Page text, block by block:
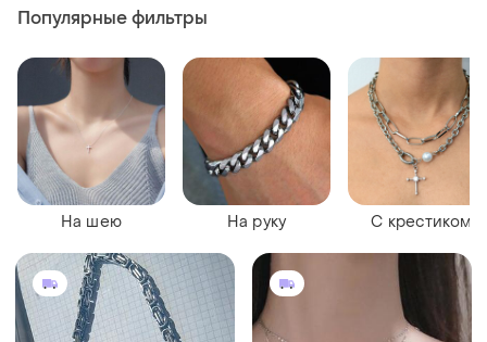
Популярные фильтры
На шею На руку С крестиком